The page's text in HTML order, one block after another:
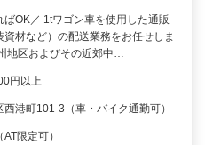
OK／ 1tワゴン車を使用した通販
材など）の配送業務をお任せしま
地区およびその近郊中…
円以上
港町101-3（車・バイク通勤可）
限定可）